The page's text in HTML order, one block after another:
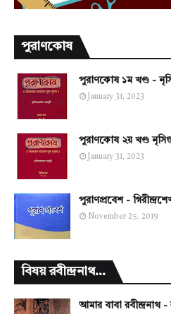
পুরাণকোষ
পুরাণকোষ ১ম খণ্ড -
January 31, 2023
পুরাণকোষ ২য় খণ্ড
January 31, 2023
পুরাণপ্রবেশ -
November 25, 2019
বিষয় রবীন্দ্রনাথ...
আমার বাবা রবীন্দ্রনাথ -